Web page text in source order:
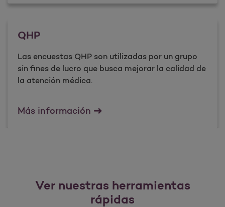
QHP
Las encuestas QHP son utilizadas por un grupo
sin fines de lucro que busca mejorar la calidad de
la atención médica.
Más información QHP
Ver nuestras herramientas
rápidas